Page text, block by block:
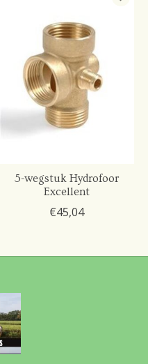
5-wegstuk Hydrofoor
Excellent
€45,04